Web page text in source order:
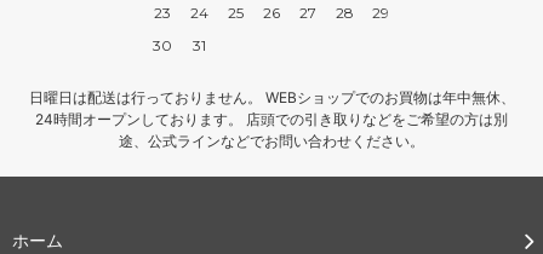
23
24 25 26 27 28
29
30
31
日曜日は配送は行っておりません。 WEBショップでのお買物は年中無休、
24時間オープンしております。 店頭での引き取りなどをご希望の方は別
途、公式ラインなどでお問い合わせください。
ホーム